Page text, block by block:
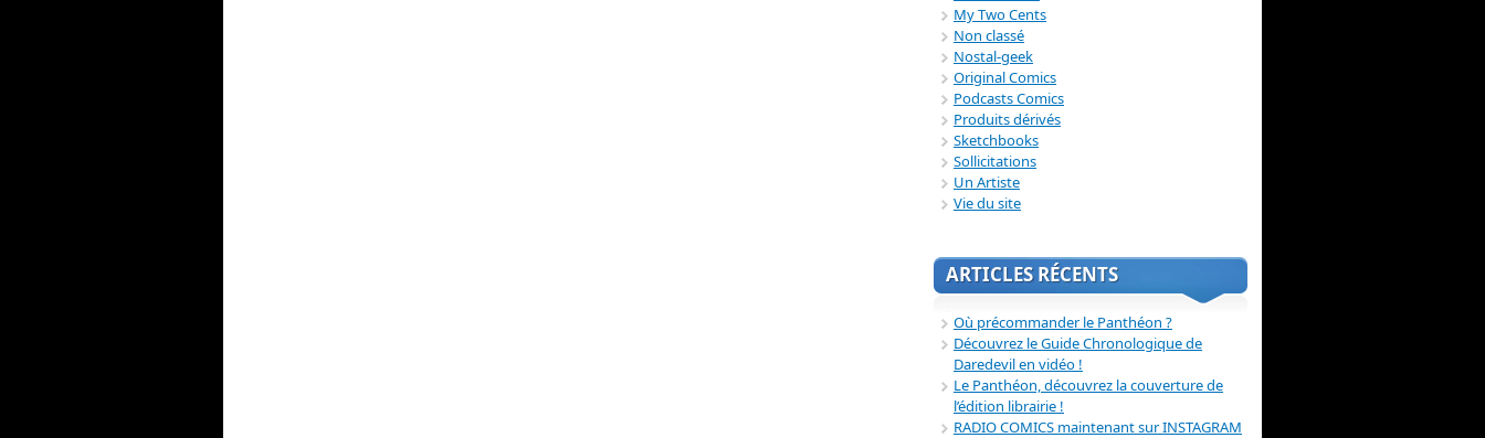
My Two Cents
Non classé
Nostal-geek
Original Comics
Podcasts Comics
Produits dérivés
Sketchbooks
Sollicitations
Un Artiste
Vie du site
ARTICLES RÉCENTS
Où précommander le Panthéon ?
Découvrez le Guide Chronologique de
Daredevil en vidéo !
Le Panthéon, découvrez la couverture de
l’édition librairie !
RADIO COMICS maintenant sur INSTAGRAM